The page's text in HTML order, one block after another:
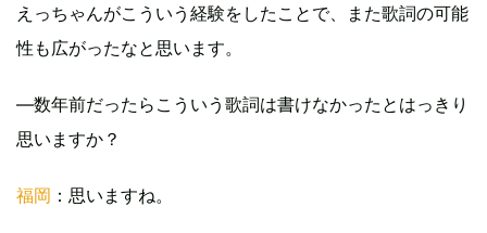
えっちゃんがこういう経験をしたことで、また歌詞の可能
性も広がったなと思います。
―数年前だったらこういう歌詞は書けなかったとはっきり
思いますか？
福岡 ：思いますね。